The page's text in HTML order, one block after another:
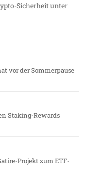
Sicherheit unter
vor der Sommerpause
Staking-Rewards
Projekt zum ETF-